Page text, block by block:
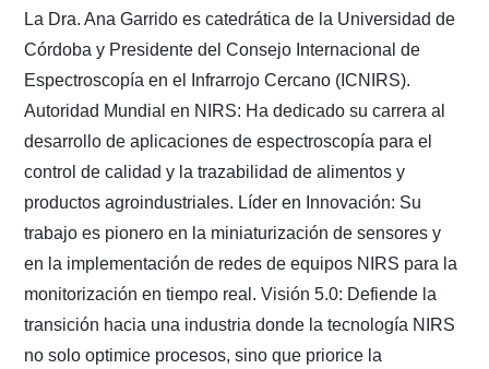
La Dra. Ana Garrido es catedrática de la Universidad de
Córdoba y Presidente del Consejo Internacional de
Espectroscopía en el Infrarrojo Cercano (ICNIRS).
Autoridad Mundial en NIRS: Ha dedicado su carrera al
desarrollo de aplicaciones de espectroscopía para el
control de calidad y la trazabilidad de alimentos y
productos agroindustriales. Líder en Innovación: Su
trabajo es pionero en la miniaturización de sensores y
en la implementación de redes de equipos NIRS para la
monitorización en tiempo real. Visión 5.0: Defiende la
transición hacia una industria donde la tecnología NIRS
no solo optimice procesos, sino que priorice la